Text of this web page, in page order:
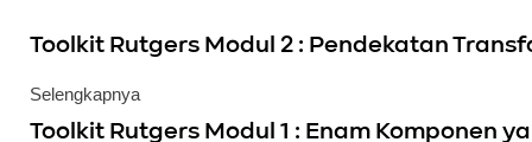
Toolkit Rutgers Modul 2 : Pendekatan
Selengkapnya
Toolkit Rutgers Modul 1 : Enam Komponen